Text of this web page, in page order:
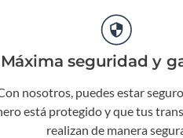
Máxima seguridad y
nosotros, puedes estar
está protegido y que tus
realizan de manera